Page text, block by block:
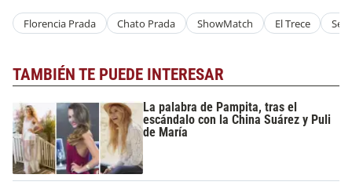
Florencia Prada Chato Prada ShowMatch El Trece Se
TAMBIÉN TE PUEDE INTERESAR
La palabra de Pampita, tras el
escándalo con la China Suárez y Puli
de María